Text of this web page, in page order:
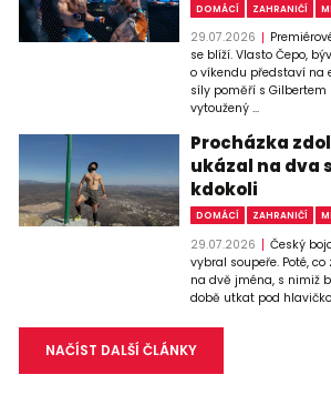
DOMÁCÍ ZAHRANIČÍ
29.07.2026
se blíží. Vlasto Čepo,
o víkendu představí na
síly poměří s Gilbertem
vytoužený ...
Procházka
ukázal na dva
kdokoli
DOMÁCÍ ZAHRANIČÍ
29.07.2026
Český
vybral soupeře. Poté,
na dvě jména, s nimiž
době utkat pod
NAČÍST DALŠÍ ČLÁNKY